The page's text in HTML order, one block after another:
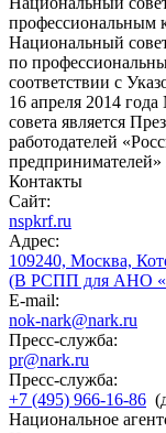
профессиональным
Национальный
по
соответствии с
16 апреля 2014
совета является
работодателей
Контакты
Сайт:
nspkrf.ru
Адрес:
109240, Москва,
(В РСПП для АНО
E-mail:
nok-nark@nark.ru
Пресс-служба:
pr@nark.ru
Пресс-служба:
+7 (495) 966-16-86
Национальное